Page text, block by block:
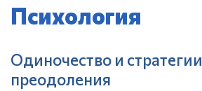
Психология
Одиночество и стратегии
преодоления